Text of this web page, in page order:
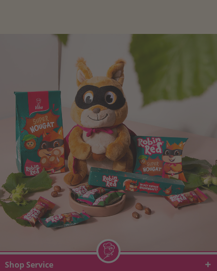
Shop Service